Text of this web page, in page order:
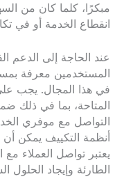
مبكرًا، كلما كان من
انقطاع الخدمة أو في
عند الحاجة إلى الدعم
المستخدمين معرفة
في هذا المجال. يجب
المتاحة، بما في ذلك
التواصل مع موفري
أنظمة التكييف يمكن
يعتبر تواصل العملاء مع
الطارئة وإيجاد الحلول